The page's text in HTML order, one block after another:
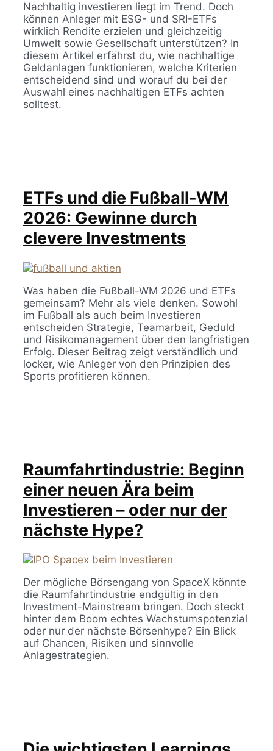
Nachhaltig investieren liegt im Trend. Doch
können Anleger mit ESG- und SRI-ETFs
wirklich Rendite erzielen und gleichzeitig
Umwelt sowie Gesellschaft unterstützen? In
diesem Artikel erfährst du, wie nachhaltige
Geldanlagen funktionieren, welche Kriterien
entscheidend sind und worauf du bei der
Auswahl eines nachhaltigen ETFs achten
solltest.
ETFs und die Fußball-WM
2026: Gewinne durch
clevere Investments
Was haben die Fußball-WM 2026 und ETFs
gemeinsam? Mehr als viele denken. Sowohl
im Fußball als auch beim Investieren
entscheiden Strategie, Teamarbeit, Geduld
und Risikomanagement über den langfristigen
Erfolg. Dieser Beitrag zeigt verständlich und
locker, wie Anleger von den Prinzipien des
Sports profitieren können.
Raumfahrtindustrie: Beginn
einer neuen Ära beim
Investieren – oder nur der
nächste Hype?
Der mögliche Börsengang von SpaceX könnte
die Raumfahrtindustrie endgültig in den
Investment-Mainstream bringen. Doch steckt
hinter dem Boom echtes Wachstumspotenzial
oder nur der nächste Börsenhype? Ein Blick
auf Chancen, Risiken und sinnvolle
Anlagestrategien.